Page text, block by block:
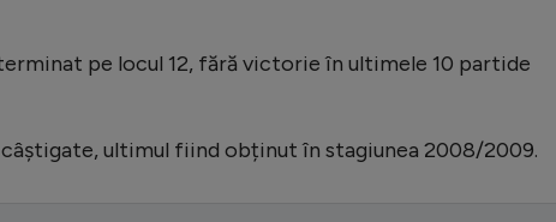
pe locul 12, fără victorie în ultimele 10 partide
ultimul fiind obținut în stagiunea 2008/2009.